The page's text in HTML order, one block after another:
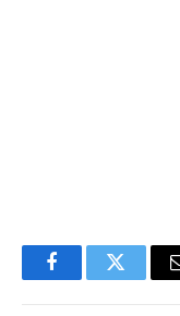
FacebookTwitter